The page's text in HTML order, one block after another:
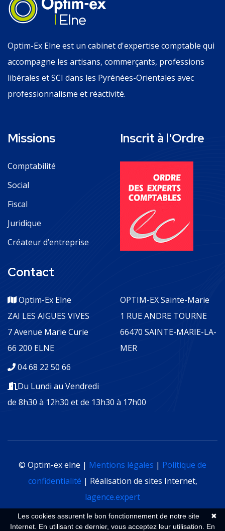
Optim-Ex Elne est un cabinet d'expertise comptable qui
accompagne les artisans, commerçants, professions
libérales et SCI dans les Pyrénées-Orientales avec
professionnalisme et réactivité.
Missions
Comptabilité
Social
Fiscal
Juridique
Créateur d’entreprise
Inscrit à l'Ordre
Contact
Optim-Ex Elne
ZAI LES AIGUES VIVES
7 Avenue Marie Curie
66 200 ELNE
OPTIM-EX Sainte-Marie
1 RUE ANDRE TOURNE
66470 SAINTE-MARIE-LA-
MER
04 68 22 50 66
Du Lundi au Vendredi
de 8h30 à 12h30 et de 13h30 à 17h00
© Optim-ex elne | Mentions légales | Politique de
confidentialité | Réalisation de sites Internet,
lagence.expert
✖
Les cookies assurent le bon fonctionnement de notre site
Internet. En utilisant ce dernier, vous acceptez leur utilisation. En